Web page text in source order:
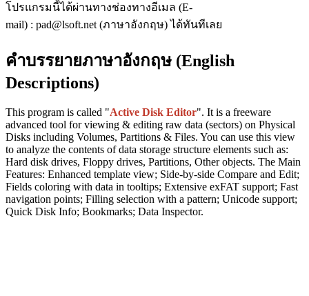
โปรแกรมนี้ได้ผ่านทางช่องทางอีเมล (E-
mail) : pad@lsoft.net (ภาษาอังกฤษ) ได้ทันทีเลย
คำบรรยายภาษาอังกฤษ (English
Descriptions)
This program is called "Active Disk Editor". It is a freeware
advanced tool for viewing & editing raw data (sectors) on Physical
Disks including Volumes, Partitions & Files. You can use this view
to analyze the contents of data storage structure elements such as:
Hard disk drives, Floppy drives, Partitions, Other objects. The Main
Features: Enhanced template view; Side-by-side Compare and Edit;
Fields coloring with data in tooltips; Extensive exFAT support; Fast
navigation points; Filling selection with a pattern; Unicode support;
Quick Disk Info; Bookmarks; Data Inspector.